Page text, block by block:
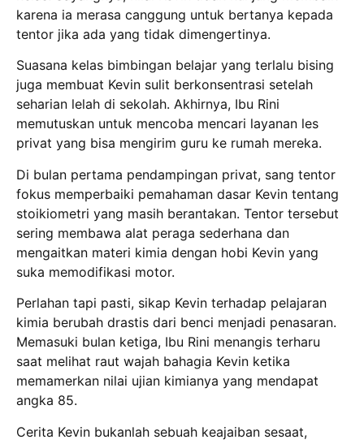
karena ia merasa canggung untuk bertanya kepada
tentor jika ada yang tidak dimengertinya.
Suasana kelas bimbingan belajar yang terlalu bising
juga membuat Kevin sulit berkonsentrasi setelah
seharian lelah di sekolah. Akhirnya, Ibu Rini
memutuskan untuk mencoba mencari layanan les
privat yang bisa mengirim guru ke rumah mereka.
Di bulan pertama pendampingan privat, sang tentor
fokus memperbaiki pemahaman dasar Kevin tentang
stoikiometri yang masih berantakan. Tentor tersebut
sering membawa alat peraga sederhana dan
mengaitkan materi kimia dengan hobi Kevin yang
suka memodifikasi motor.
Perlahan tapi pasti, sikap Kevin terhadap pelajaran
kimia berubah drastis dari benci menjadi penasaran.
Memasuki bulan ketiga, Ibu Rini menangis terharu
saat melihat raut wajah bahagia Kevin ketika
memamerkan nilai ujian kimianya yang mendapat
angka 85.
Cerita Kevin bukanlah sebuah keajaiban sesaat,